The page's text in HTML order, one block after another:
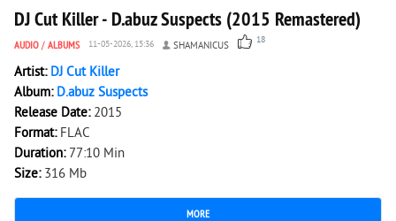
DJ Cut Killer - D.abuz Suspects (2015 Remastered)
AUDIO / ALBUMS 11-05-2026, 15:36 SHAMANICUS 18
Artist: DJ Cut Killer
Album: D.abuz Suspects
Release Date: 2015
Format: FLAC
Duration: 77:10 Min
Size: 316 Mb
MORE